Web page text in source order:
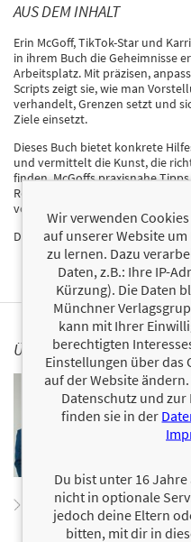
AUS DEM INHALT
Erin McGoff, TikTok-Star und
in ihrem Buch die Geheimnisse
Arbeitsplatz. Mit präzisen,
Scripts zeigt sie, wie man
verhandelt, Grenzen setzt und
Ziele einsetzt.
Dieses Buch bietet konkrete
und vermittelt die Kunst, die
finden. McGoffs praxisnahe
Regeln der Arbeitswelt zu
voranzutreiben.
Der Schlüssel zu beruflichem
ÜBER ERIN MCGOFF
Erin McGoffist
Content Creatorin.
humorvolle
seitdem als »the
Berufswelt zu
York Times, dem
Zum Profil von Erin McGoff
Wir verwenden
auf unserer Website
zu lernen. Dazu
Daten, z.B.: Ihre IP-
Kürzung). Die Daten
Münchner
kann mit Ihrer
berechtigten
Einstellungen über das
auf der Website
Datenschutz und
finden sie in der
Du bist unter 16
nicht in optionale
jedoch deine Eltern
bitten, mit dir in